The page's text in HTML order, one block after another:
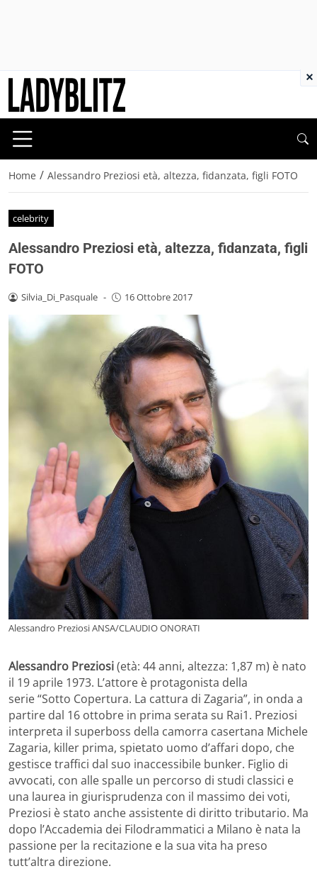
Home / Alessandro Preziosi età, altezza, fidanzata, figli FOTO
celebrity
Alessandro Preziosi età, altezza, fidanzata, figli
FOTO
Silvia_Di_Pasquale - 16 Ottobre 2017
Alessandro Preziosi ANSA/CLAUDIO ONORATI
Alessandro Preziosi(età: 44 anni, altezza: 1,87 m) è nato
il 19 aprile 1973. L’attore è protagonista della
serie “Sotto Copertura. La cattura di Zagaria”, in onda a
partire dal 16 ottobre in prima serata su Rai1. Preziosi
interpreta il superboss della camorra casertana Michele
Zagaria, killer prima, spietato uomo d’affari dopo, che
gestisce traffici dal suo inaccessibile bunker. Figlio di
avvocati, con alle spalle un percorso di studi classici e
una laurea in giurisprudenza con il massimo dei voti,
Preziosi è stato anche assistente di diritto tributario. Ma
dopo l’Accademia dei Filodrammatici a Milano è nata la
passione per la recitazione e la sua vita ha preso
tutt’altra direzione.
×